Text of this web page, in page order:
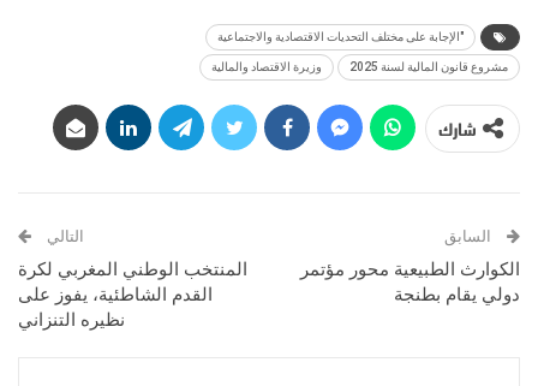
"الإجابة على مختلف التحديات الاقتصادية والاجتماعية
مشروع قانون المالية لسنة 2025 وزيرة الاقتصاد والمالية
شارك
السابق
الكوارث الطبيعية محور مؤتمر
دولي يقام بطنجة
التالي
المنتخب الوطني المغربي لكرة
القدم الشاطئية، يفوز على
نظيره التنزاني